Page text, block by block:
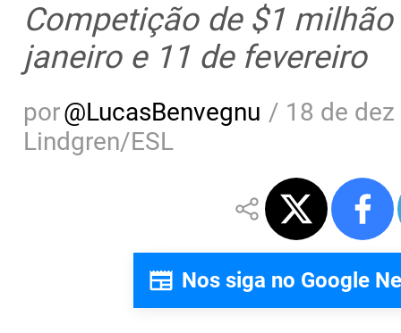
Competição de $1
janeiro e 11 de fevereiro
por@LucasBenvegnu / 18 de
Lindgren/ESL
Nos siga no Google